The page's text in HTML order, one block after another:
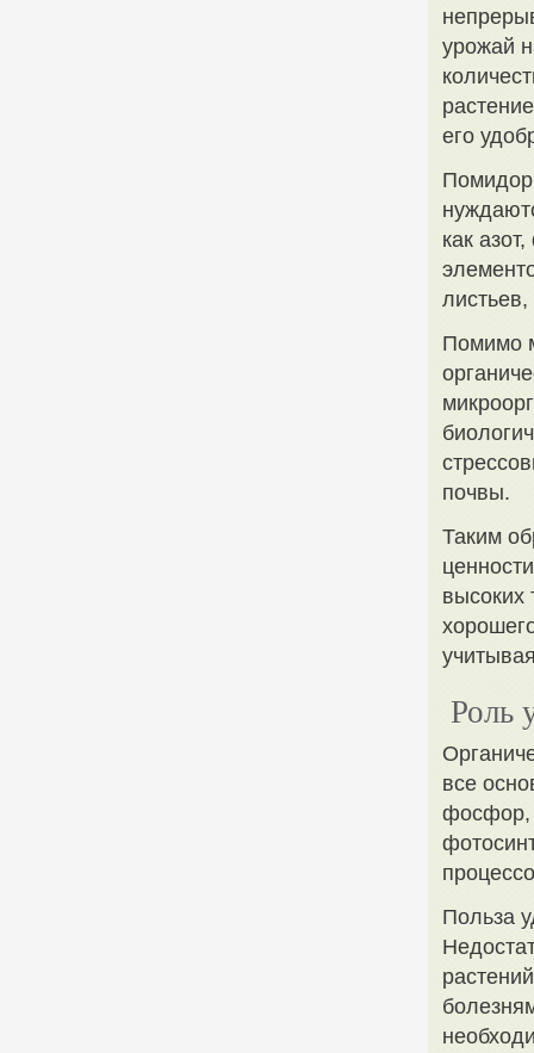
урожай
его
как
Помимо
почвы.
Таким
высоких
Роль
все
фосфор,
Польза